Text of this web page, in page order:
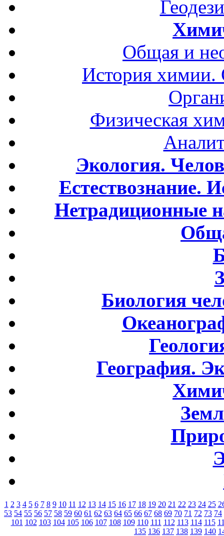
Общая и
История
Физическая
Экология.
Естествознание.
Нетрадиционные
Биология
География.
1 2 3 4 5 6 7 8 9 10 11 12 13 14 15 16 17 18 19 20 21 22 23 24 25
53 54 55 56 57 58 59 60 61 62 63 64 65 66 67 68 69 70 71 72 73 74
101 102 103 104 105 106 107 108 109 110 111 112 113 114 115
135 136 137 138 139 140